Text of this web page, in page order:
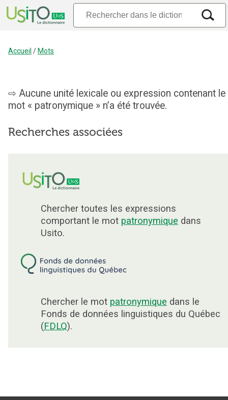
Accueil / Mots
Aucune unité lexicale ou expression contenant le
mot « patronymique » n’a été trouvée.
Recherches associées
Chercher toutes les expressions
comportant le mot patronymique dans
Usito.
Chercher le mot patronymique dans le
Fonds de données linguistiques du Québec
(FDLQ).